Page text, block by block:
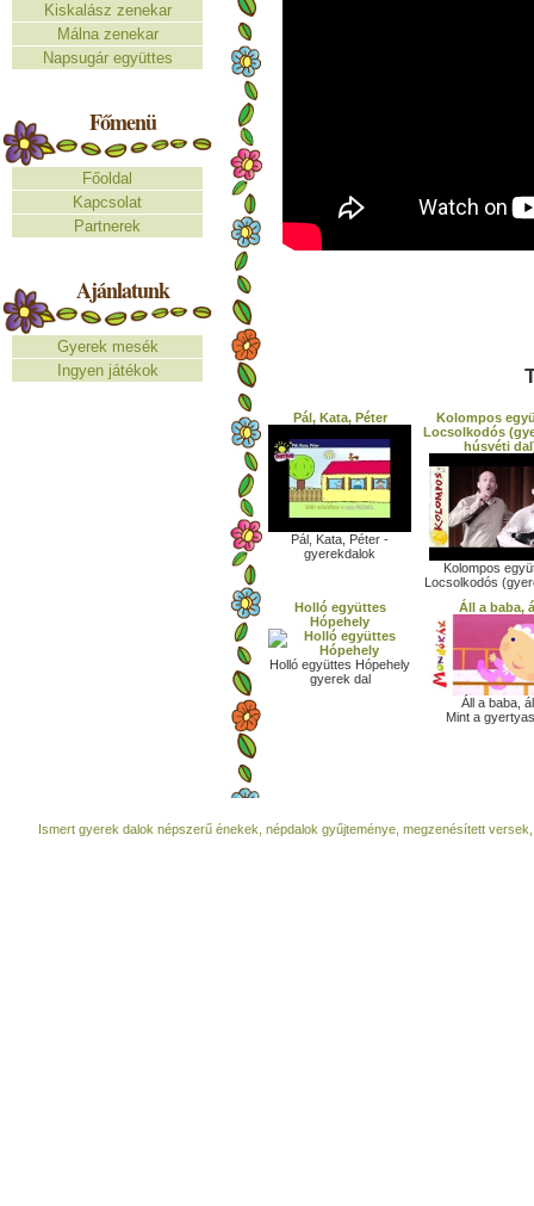
Kiskalász zenekar
Málna zenekar
Napsugár együttes
Főmenü
Főoldal
Kapcsolat
Partnerek
Ajánlatunk
Gyerek mesék
Ingyen játékok
Pál, Kata, Péter
Pál, Kata, Péter -
gyerekdalok
Kolompos
Locsolkodós
húsvéti
Kolompos
Locsolkodós
Holló együttes
Hópehely
Holló együttes Hópehely
gyerek dal
Áll a baba,
Áll a baba,
Mint a
Ismert gyerek dalok népszerű énekek, népdalok gyűjteménye, megzenésített